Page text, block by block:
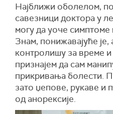
Најближи оболелом,
савезници доктора у
могу да уоче симптоме
Знам, понижавајуће је,
контролишу за време
признајем да сам
прикривања болести.
зато џепове, рукаве и
од анорексије.